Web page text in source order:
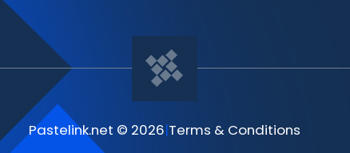
Pastelink.net © 2026|Terms & Conditions